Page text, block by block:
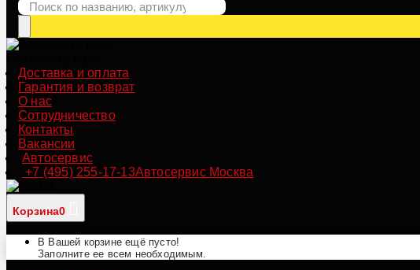
Доставка и оплата
Гарантия и возврат
О нас
Сотрудничество
Контакты
Вакансии
Автосервис
+7 (495) 255-17-13Автосервис Москва
Корзина0
В Вашей корзине ещё пусто!
Заполните ее всем необходимым.